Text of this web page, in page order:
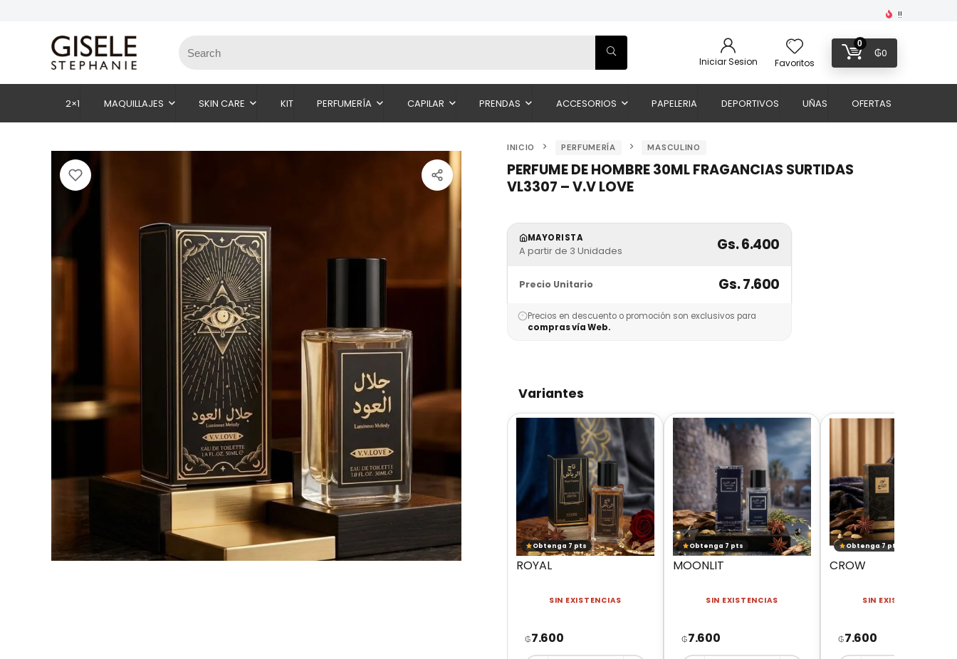
!!
Iniciar Sesion Favoritos
0
₲0
2×1 MAQUILLAJES SKIN CARE KIT PERFUMERÍA CAPILAR PRENDAS ACCESORIOS PAPELERIA DEPORTIVOS UÑAS OFERTAS
INICIO PERFUMERÍA MASCULINO
PERFUME DE HOMBRE 30ML FRAGANCIAS SURTIDAS
VL3307 – V.V LOVE
MAYORISTA
A partir de 3 Unidades Gs. 6.400
Precio Unitario Gs. 7.600
Precios en descuento o promoción son exclusivos para
compras vía Web.
Variantes
Obtenga 7 pts
ROYAL
SIN EXISTENCIAS
₲7.600
Obtenga 7 pts
MOONLIT
SIN EXISTENCIAS
₲7.600
Obtenga 7 pts
CROW
SIN EXISTENCIAS
₲7.600